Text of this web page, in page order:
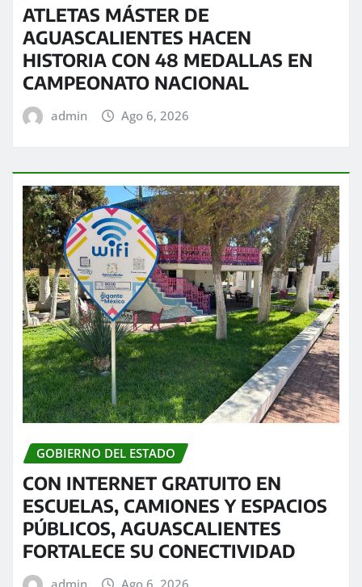
ATLETAS MÁSTER DE
AGUASCALIENTES HACEN
HISTORIA CON 48 MEDALLAS EN
CAMPEONATO NACIONAL
admin Ago 6, 2026
GOBIERNO DEL ESTADO
CON INTERNET GRATUITO EN
ESCUELAS, CAMIONES Y ESPACIOS
PÚBLICOS, AGUASCALIENTES
FORTALECE SU CONECTIVIDAD
admin Ago 6, 2026